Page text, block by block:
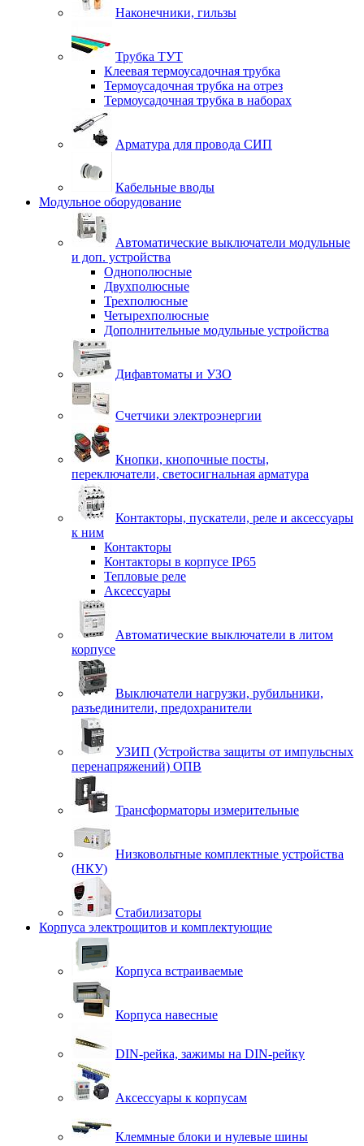
Наконечники, гильзы
Трубка ТУТ
Клеевая термоусадочная трубка
Термоусадочная трубка на отрез
Термоусадочная трубка в наборах
Арматура для провода СИП
Кабельные вводы
Модульное оборудование
Автоматические выключатели модульные
и доп. устройства
Однополюсные
Двухполюсные
Трехполюсные
Четырехполюсные
Дополнительные модульные устройства
Дифавтоматы и УЗО
Счетчики электроэнергии
Кнопки, кнопочные посты,
переключатели, светосигнальная арматура
Контакторы, пускатели, реле и аксессуары
к ним
Контакторы
Контакторы в корпусе IP65
Тепловые реле
Аксессуары
Автоматические выключатели в литом
корпусе
Выключатели нагрузки, рубильники,
разъединители, предохранители
УЗИП (Устройства защиты от импульсных
перенапряжений) ОПВ
Трансформаторы измерительные
Низковольтные комплектные устройства
(НКУ)
Стабилизаторы
Корпуса электрощитов и комплектующие
Корпуса встраиваемые
Корпуса навесные
DIN-рейка, зажимы на DIN-рейку
Аксессуары к корпусам
Клеммные блоки и нулевые шины